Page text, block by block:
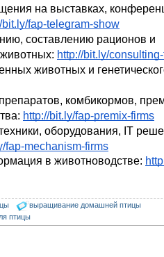
на выставках,
bit.ly/fap-telegram-show
составлению рационов и
http://bit.ly/
животных и
комбикормов,
http://bit.ly/fap-premix-firms
оборудования, IT
fap-mechanism-firms
в животноводстве:
выращивание домашней птицы
птицы